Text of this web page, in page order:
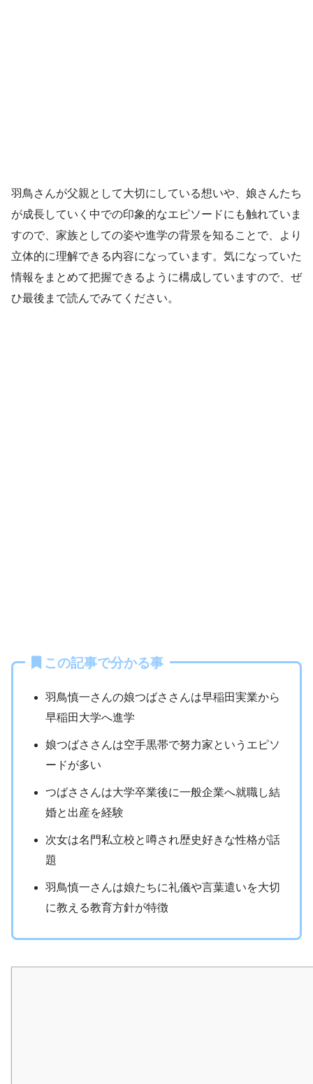
羽鳥さんが父親として大切にしている想いや、娘さんたち
が成長していく中での印象的なエピソードにも触れていま
すので、家族としての姿や進学の背景を知ることで、より
立体的に理解できる内容になっています。気になっていた
情報をまとめて把握できるように構成していますので、ぜ
ひ最後まで読んでみてください。
この記事で分かる事
羽鳥慎一さんの娘つばささんは早稲田実業から
早稲田大学へ進学
娘つばささんは空手黒帯で努力家というエピソ
ードが多い
つばささんは大学卒業後に一般企業へ就職し結
婚と出産を経験
次女は名門私立校と噂され歴史好きな性格が話
題
羽鳥慎一さんは娘たちに礼儀や言葉遣いを大切
に教える教育方針が特徴